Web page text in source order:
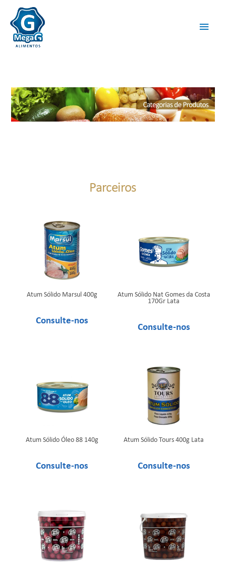
Parceiros
Atum Sólido Marsul 400g Atum Sólido Nat Gomes da Costa
170Gr Lata
Atum Sólido Óleo 88 140g Atum Sólido Tours 400g Lata